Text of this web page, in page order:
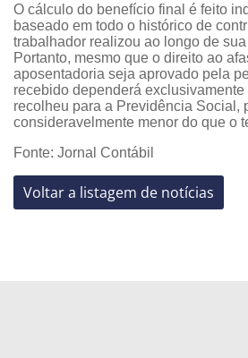
O cálculo do benefício final é feito
baseado em todo o histórico de
trabalhador realizou ao longo de
Portanto, mesmo que o direito ao
aposentadoria seja aprovado pela
recebido dependerá
recolheu para a Previdência Social,
consideravelmente menor do que o
Fonte: Jornal Contábil
Voltar a listagem de notícias